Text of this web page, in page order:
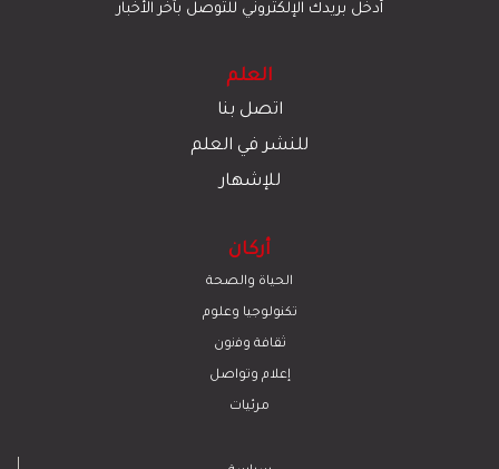
أدخل بريدك الإلكتروني للتوصل بآخر الأخبار
العلم
اتصل بنا
للنشر في العلم
للإشهار
أركان
الحياة والصحة
تكنولوجيا وعلوم
ﺛﻘﺎﻓﺔ وﻓﻧون
إعلام وتواصل
مرئيات